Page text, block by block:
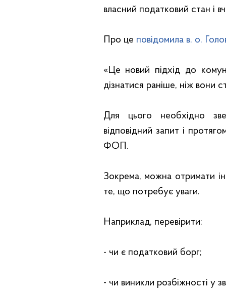
власний податковий стан і
Про це повідомила в. о.
«Це новий підхід до
дізнатися раніше, ніж вони
Для цього необхідно
відповідний запит і
ФОП.
Зокрема, можна отримати
те, що потребує уваги.
Наприклад, перевірити:
- чи є податковий борг;
- чи виникли розбіжності у